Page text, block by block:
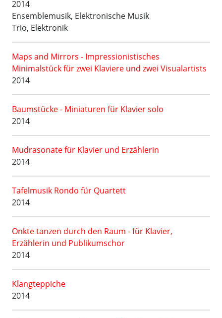
2014
Ensemblemusik, Elektronische Musik
Trio, Elektronik
Maps and Mirrors - Impressionistisches
Minimalstück für zwei Klaviere und zwei Visualartists
2014
Baumstücke - Miniaturen für Klavier solo
2014
Mudrasonate für Klavier und Erzählerin
2014
Tafelmusik Rondo für Quartett
2014
Onkte tanzen durch den Raum - für Klavier,
Erzählerin und Publikumschor
2014
Klangteppiche
2014